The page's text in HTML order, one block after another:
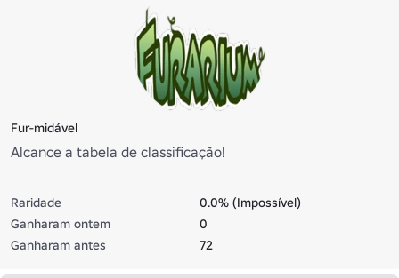
Fur-midável
Alcance a tabela de classificação!
Raridade
0.0% (Impossível)
Ganharam ontem
0
Ganharam antes
72